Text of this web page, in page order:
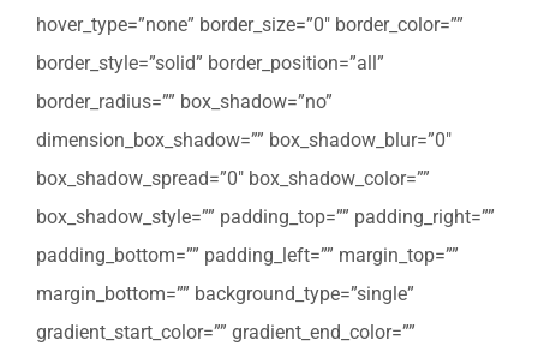
hover_type=”none” border_size=”0″ border_color=””
border_style=”solid” border_position=”all”
border_radius=”” box_shadow=”no”
dimension_box_shadow=”” box_shadow_blur=”0″
box_shadow_spread=”0″ box_shadow_color=””
box_shadow_style=”” padding_top=”” padding_right=””
padding_bottom=”” padding_left=”” margin_top=””
margin_bottom=”” background_type=”single”
gradient_start_color=”” gradient_end_color=””